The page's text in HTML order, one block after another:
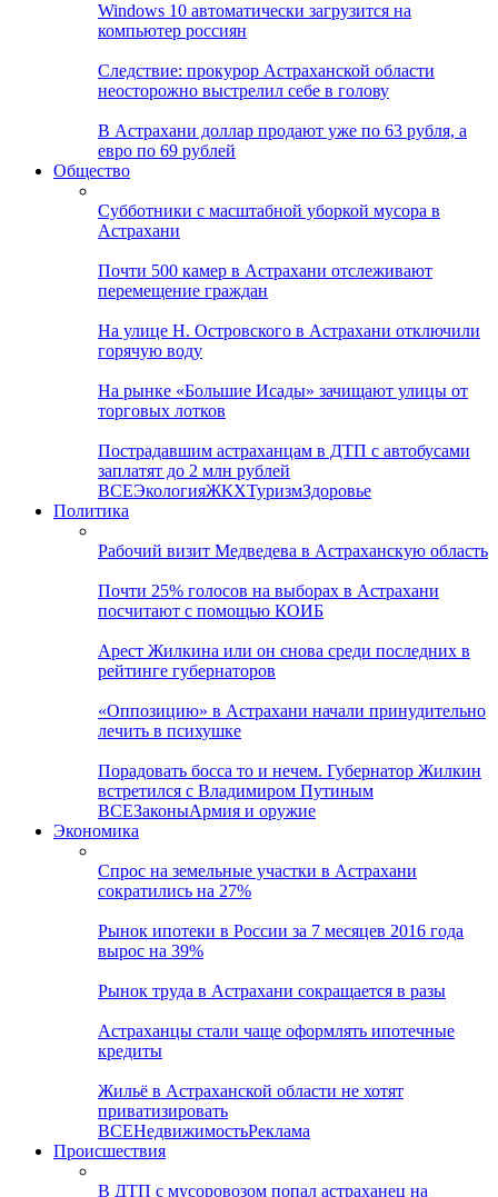
Windows 10 автоматически загрузится на
компьютер россиян
Следствие: прокурор Астраханской области
неосторожно выстрелил себе в голову
В Астрахани доллар продают уже по 63 рубля, а
евро по 69 рублей
Общество
Субботники с масштабной уборкой мусора в
Астрахани
Почти 500 камер в Астрахани отслеживают
перемещение граждан
На улице Н. Островского в Астрахани отключили
горячую воду
На рынке «Большие Исады» зачищают улицы от
торговых лотков
Пострадавшим астраханцам в ДТП с автобусами
заплатят до 2 млн рублей
ВСЕЭкологияЖКХТуризмЗдоровье
Политика
Рабочий визит Медведева в Астраханскую область
Почти 25% голосов на выборах в Астрахани
посчитают с помощью КОИБ
Арест Жилкина или он снова среди последних в
рейтинге губернаторов
«Оппозицию» в Астрахани начали принудительно
лечить в психушке
Порадовать босса то и нечем. Губернатор Жилкин
встретился с Владимиром Путиным
ВСЕЗаконыАрмия и оружие
Экономика
Спрос на земельные участки в Астрахани
сократились на 27%
Рынок ипотеки в России за 7 месяцев 2016 года
вырос на 39%
Рынок труда в Астрахани сокращается в разы
Астраханцы стали чаще оформлять ипотечные
кредиты
Жильё в Астраханской области не хотят
приватизировать
ВСЕНедвижимостьРеклама
Происшествия
В ДТП с мусоровозом попал астраханец на